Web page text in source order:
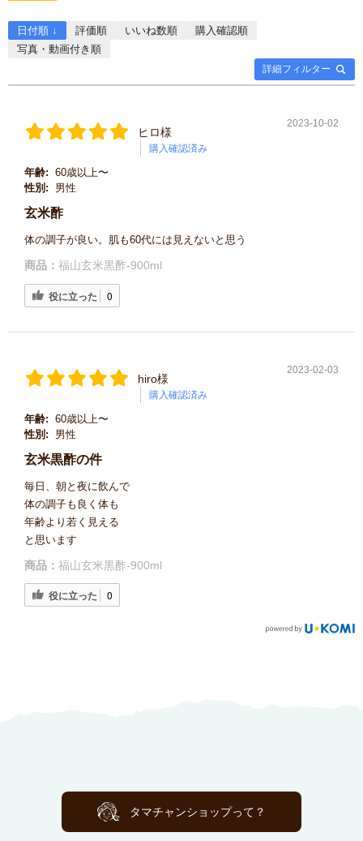
詳細フィルター
日付順 ↓ 評価順 いいね数順
購入確認順
写真・動画付き順
ヒロ様
購入確認済み
2023-10-02
年齢: 60歳以上〜
性別:
男性
玄米酢
体の調子が良い。肌も60代には見えないと思う
商品： 福山玄米黒酢-900ml
役に立った 0
hiro様
購入確認済み
2023-02-03
年齢: 60歳以上〜
性別:
男性
玄米黒酢の件
毎日、朝と夜に飲んで
体の調子も良く体も
年齢より若く見える
と思います
商品： 福山玄米黒酢-900ml
役に立った 0
タマチャンショップって？